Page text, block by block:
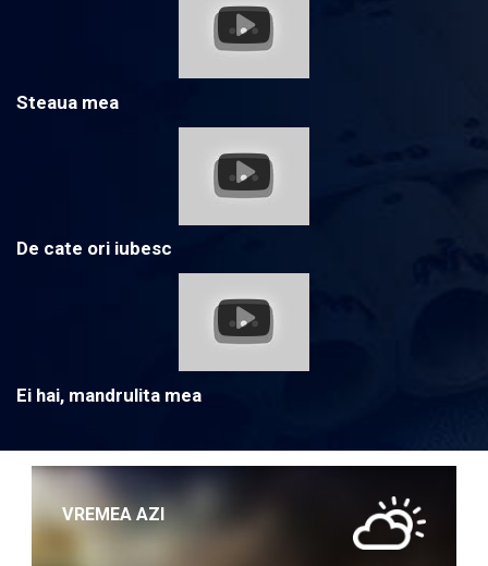
Steaua mea
De cate ori iubesc
Ei hai, mandrulita mea
VREMEA AZI